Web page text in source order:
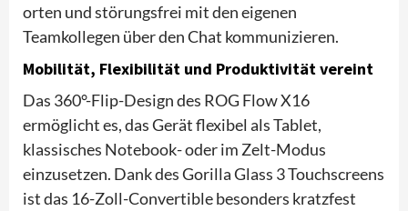
orten und störungsfrei mit den eigenen
Teamkollegen über den Chat kommunizieren.
Mobilität, Flexibilität und Produktivität vereint
Das 360°-Flip-Design des ROG Flow X16
ermöglicht es, das Gerät flexibel als Tablet,
klassisches Notebook- oder im Zelt-Modus
einzusetzen. Dank des Gorilla Glass 3 Touchscreens
ist das 16-Zoll-Convertible besonders kratzfest